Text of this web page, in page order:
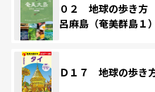
０２ 地球の歩き
呂麻島（奄美群島
Ｄ１７ 地球の歩き